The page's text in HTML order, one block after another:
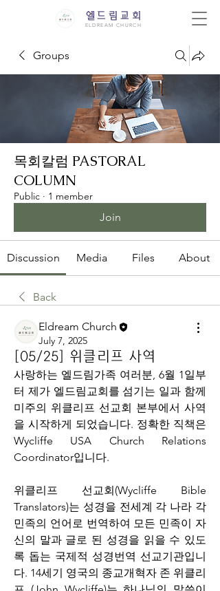
엘드림교회
ELDREAM CHURCH
Groups
목회칼럼 PASTORAL
COLUMN
Public · 1 member
Join
Discussion Media Files About
Back
Eldream Church
July 7, 2025
[05/25] 위클리프 사역
사랑하는 엘드림가족 여러분, 6월 1일부
터 제가 엘드림교회를 섬기는 일과 함께
미주의 위클리프 선교회 본부에서 사역
을 시작하게 되었습니다. 정확한 직책은
Wycliffe USA Church Relations
Coordinator입니다.
위클리프 선교회(Wycliffe Bible
Translators)는 성경을 전세계 각 나라 각
민족의 언어로 번역하여 모든 민족이 자
신의 말과 글로 된 성경을 읽을 수 있도
록 돕는 국제적 성경번역 선교기관입니
다. 14세기 영국의 종교개혁자 존 위클리